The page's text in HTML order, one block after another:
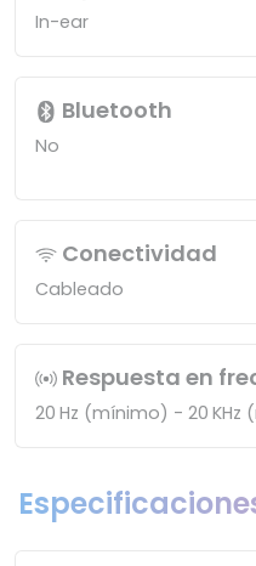
In-ear
Bluetooth
No
Conectividad
Cableado
Respuesta en
20 Hz (mínimo) - 20 KHz